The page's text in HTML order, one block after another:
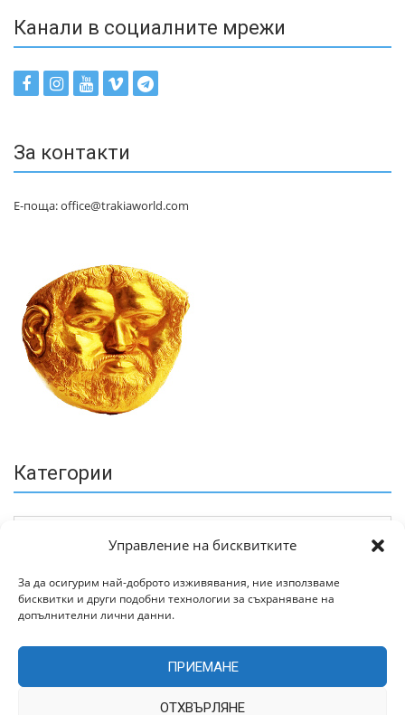
Управление на бисквитките
За да осигурим най-доброто изживявания, ние използваме
бисквитки и други подобни технологии за съхраняване на
допълнителни лични данни.
ПРИЕМАНЕ
ОТХВЪРЛЯНЕ
Канали в социалните мрежи
За контакти
Е-поща: office@trakiaworld.com
Категории
Архив